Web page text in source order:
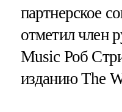
партнерское
отметил член
Music Роб
изданию The